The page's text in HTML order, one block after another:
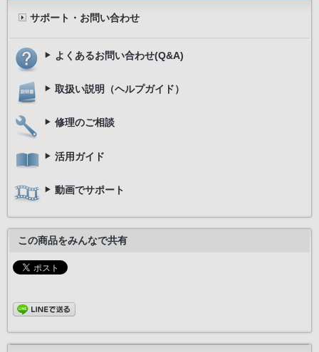
サポート・お問い合わせ
よくあるお問い合わせ(Q&A)
取扱い説明（ヘルプガイド）
修理のご相談
活用ガイド
動画でサポート
この商品をみんなで共有